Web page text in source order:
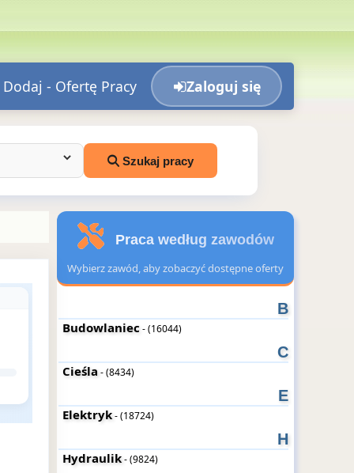
Dodaj - Ofertę Pracy Zaloguj się
Szukaj pracy
Praca według zawodów
Wybierz zawód, aby zobaczyć dostępne oferty
B
Budowlaniec- (16044)
C
Cieśla- (8434)
E
Elektryk- (18724)
H
Hydraulik- (9824)